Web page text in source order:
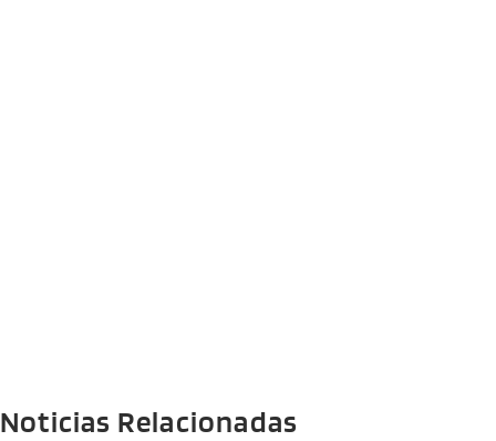
Noticias Relacionadas